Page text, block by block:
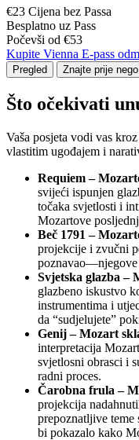
€23 Cijena bez Passa
Besplatno uz Pass
Počevši od €53
Kupite Vienna E-pass
Pregled Znajte prije
Što očekivati
Vaša posjeta vodi vas
vlastitim ugođajem i
Requiem –
svijeći ispunjen
točaka svjetlosti i
Mozartove
Beč 1791 –
projekcije i zvučni
poznavao—njegove
Svjetska glazba –
glazbeno iskustvo
instrumentima i
da “sudjelujete”
Genij – Mozart
interpretacija
svjetlosni obrasci i
radni proces.
Čarobna frula –
projekcija
prepoznatljive
bi pokazalo kako